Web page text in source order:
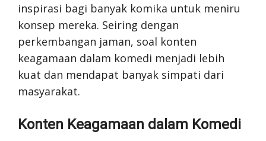
inspirasi bagi banyak komika untuk meniru
konsep mereka. Seiring dengan
perkembangan jaman, soal konten
keagamaan dalam komedi menjadi lebih
kuat dan mendapat banyak simpati dari
masyarakat.
Konten Keagamaan dalam Komedi